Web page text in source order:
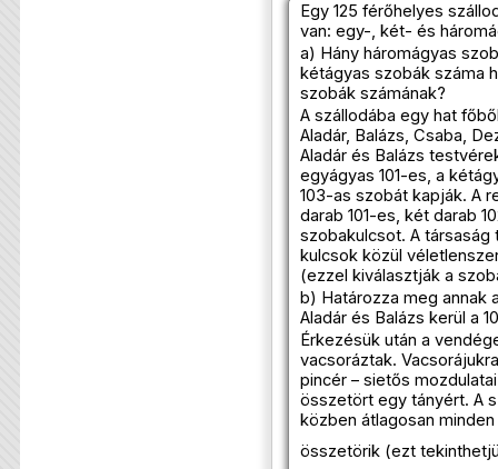
Egy 125 férőhelyes
van: egy-, két- és
a) Hány háromágyas
kétágyas szobák száma
szobák számának?
A szállodába egy hat
Aladár, Balázs, Csaba,
Aladár és Balázs
egyágyas 101-es, a
103-as szobát kapják. A
darab 101-es, két darab
szobakulcsot. A társaság
kulcsok közül
(ezzel kiválasztják a
b) Határozza meg annak
Aladár és Balázs kerül a
Érkezésük után a
vacsoráztak.
pincér – sietős
összetört egy tányért. A
közben átlagosan
összetörik (ezt